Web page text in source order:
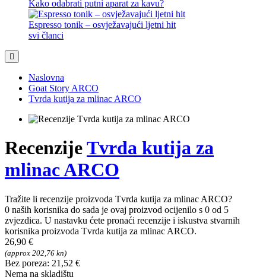
Kako odabrati putni aparat za kavu?
Espresso tonik – osvježavajući ljetni hit
svi članci
Naslovna
Goat Story ARCO
Tvrda kutija za mlinac ARCO
RecenzijeTvrda kutija za
mlinac ARCO
Tražite li recenzije proizvoda Tvrda kutija za mlinac ARCO?
0 naših korisnika do sada je ovaj proizvod ocijenilo s 0 od 5
zvjezdica. U nastavku ćete pronaći recenzije i iskustva stvarnih
korisnika proizvoda Tvrda kutija za mlinac ARCO.
26,90 €
(approx 202,76 kn)
Bez poreza: 21,52 €
Nema na skladištu